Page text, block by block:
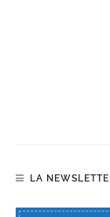
LA